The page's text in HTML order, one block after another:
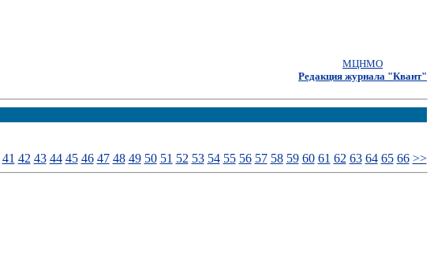
МЦНМО
Редакция журнала "Квант"
41 42 43 44 45 46 47 48 49 50 51 52 53 54 55 56 57 58 59 60 61 62 63 64 65 66 >>